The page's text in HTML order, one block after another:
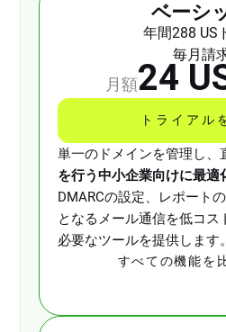
ベーシ
年間288 US
毎月請
月額24
トライアル
単一のドメインを管理し、
を行う中小企業向けに最適
DMARCの設定、レポート
となるメール通信を低コス
必要なツールを提供します。
すべての機能を